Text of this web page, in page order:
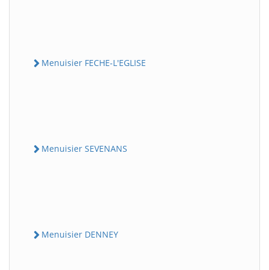
Menuisier FECHE-L'EGLISE
Menuisier SEVENANS
Menuisier DENNEY